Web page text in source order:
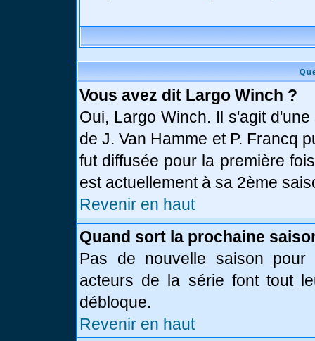
Vous avez dit Largo Winch ?
Oui, Largo Winch. Il s'agit
de J. Van Hamme et P. Francq
fut diffusée pour la première
est actuellement à sa 2ème
Revenir en haut
Quand sort la prochaine
Pas de nouvelle saison pour
acteurs de la série font tout
débloque.
Revenir en haut